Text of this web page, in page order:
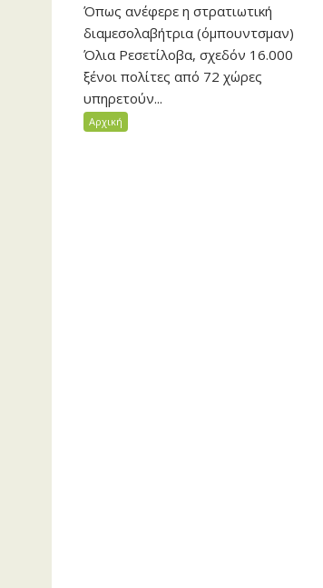
Όπως ανέφερε η στρατιωτική
διαμεσολαβήτρια (όμπουντσμαν)
Όλια Ρεσετίλοβα, σχεδόν 16.000
ξένοι πολίτες από 72 χώρες
υπηρετούν...
Αρχική